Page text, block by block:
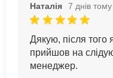
Наталія 7 днів тому
Дякую, після того
прийшов на
менеджер.